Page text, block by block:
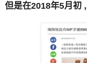
但是在2018年5月初